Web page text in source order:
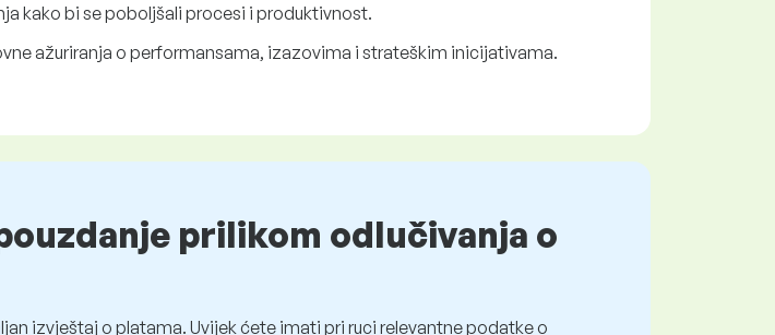
kako bi se poboljšali procesi i produktivnost.
ažuriranja o performansama, izazovima i strateškim inicijativama.
prilikom odlučivanja o
izvještaj o platama. Uvijek ćete imati pri ruci relevantne podatke o